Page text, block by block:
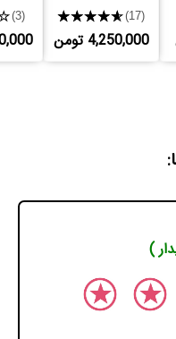
★★★★★(17)
4,250,000 تومن
(3)
)